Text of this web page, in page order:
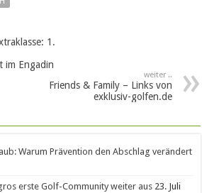
1.
im Engadin
weiter ..
Friends & Family – Links von
exklusiv-golfen.de
Warum Prävention den Abschlag verändert
erste Golf-Community weiter aus 23. Juli